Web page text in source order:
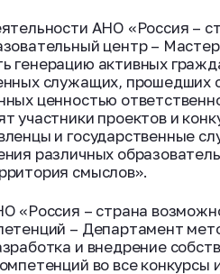
АНО «Россия –
центр –
генерацию активных
служащих, прошедших
ценностью
участники проектов и
и государственные
различных
смыслов».
«Россия – страна
– Департамент
и внедрение
во все